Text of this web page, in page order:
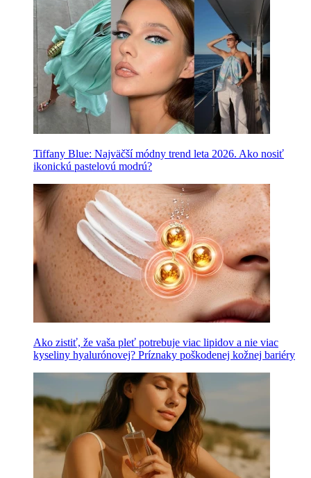
Tiffany Blue: Najväčší módny trend leta 2026. Ako nosiť
ikonickú pastelovú modrú?
Ako zistiť, že vaša pleť potrebuje viac lipidov a nie viac
kyseliny hyalurónovej? Príznaky poškodenej kožnej bariéry